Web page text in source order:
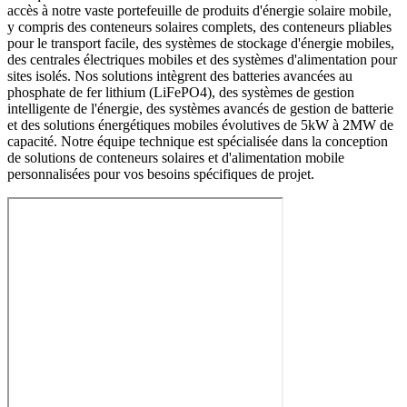
accès à notre vaste portefeuille de produits d'énergie solaire mobile,
y compris des conteneurs solaires complets, des conteneurs pliables
pour le transport facile, des systèmes de stockage d'énergie mobiles,
des centrales électriques mobiles et des systèmes d'alimentation pour
sites isolés. Nos solutions intègrent des batteries avancées au
phosphate de fer lithium (LiFePO4), des systèmes de gestion
intelligente de l'énergie, des systèmes avancés de gestion de batterie
et des solutions énergétiques mobiles évolutives de 5kW à 2MW de
capacité. Notre équipe technique est spécialisée dans la conception
de solutions de conteneurs solaires et d'alimentation mobile
personnalisées pour vos besoins spécifiques de projet.